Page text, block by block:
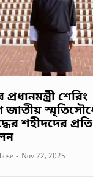
শেরিং
জাতীয়
শহীদদের প্রতি
- Nov 22, 2025